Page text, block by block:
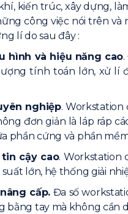
kiến trúc, xây dựng,
công việc nói trên và
lí do sau đây :
và hiệu năng cao
tính toán lớn, xử lí
nghiệp.
đơn giản là láp ráp
phần cứng và phần
cậy cao. Workstation
lớn, hệ thống giải
cấp. Đa số
bằng tay mà không cần